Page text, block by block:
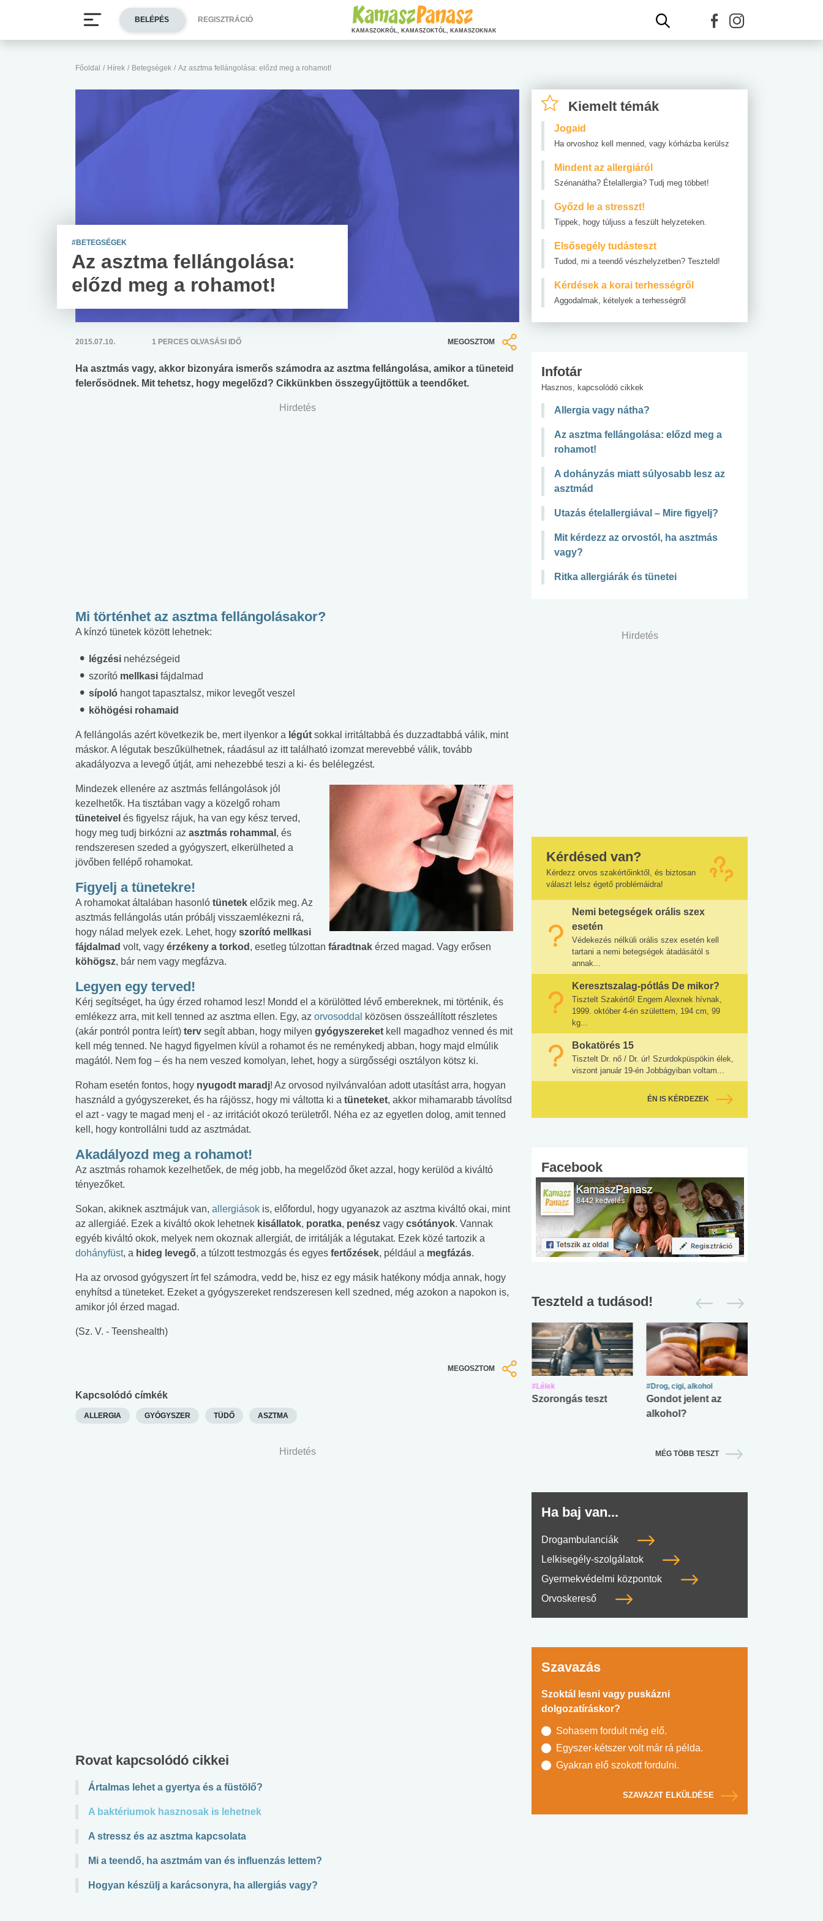
Főoldal / Hírek / Betegségek / Az asztma fellángolása: előzd meg a rohamot!
#BETEGSÉGEK
Az asztma fellángolása:
előzd meg a rohamot!
2015.07.10. 1 PERCES OLVASÁSI IDŐ MEGOSZTOM
Ha asztmás vagy, akkor bizonyára ismerős számodra az asztma fellángolása, amikor a tüneteid
felerősödnek. Mit tehetsz, hogy megelőzd? Cikkünkben összegyűjtöttük a teendőket.
Hirdetés
Mi történhet az asztma fellángolásakor?
A kínzó tünetek között lehetnek:
légzési nehézségeid
szorító mellkasi fájdalmad
sípoló hangot tapasztalsz, mikor levegőt veszel
köhögési rohamaid
A fellángolás azért következik be, mert ilyenkor a légút sokkal irritáltabbá és duzzadtabbá válik, mint
máskor. A légutak beszűkülhetnek, ráadásul az itt található izomzat merevebbé válik, tovább
akadályozva a levegő útját, ami nehezebbé teszi a ki- és belélegzést.
Mindezek ellenére az asztmás fellángolások jól
kezelhetők. Ha tisztában vagy a közelgő roham
tüneteivel és figyelsz rájuk, ha van egy kész terved,
hogy meg tudj birkózni az asztmás rohammal , és
rendszeresen szeded a gyógyszert, elkerülheted a
jövőben fellépő rohamokat.
Figyelj a tünetekre!
A rohamokat általában hasonló tünetek előzik meg. Az
asztmás fellángolás után próbálj visszaemlékezni rá,
hogy nálad melyek ezek. Lehet, hogy szorító mellkasi
fájdalmad volt, vagy érzékeny a torkod , esetleg túlzottan fáradtnak érzed magad. Vagy erősen
köhögsz, bár nem vagy megfázva.
Legyen egy terved!
Kérj segítséget, ha úgy érzed rohamod lesz! Mondd el a körülötted lévő embereknek, mi történik, és
emlékezz arra, mit kell tenned az asztma ellen. Egy, az orvosoddal
közösen összeállított részletes
(akár pontról pontra leírt) terv segít abban, hogy milyen gyógyszereket kell magadhoz venned és mit
kell még tenned. Ne hagyd figyelmen kívül a rohamot és ne reménykedj abban, hogy majd elmúlik
magától. Nem fog – és ha nem veszed komolyan, lehet, hogy a sürgősségi osztályon kötsz ki.
Roham esetén fontos, hogy nyugodt maradj! Az orvosod nyilvánvalóan adott utasítást arra, hogyan
használd a gyógyszereket, és ha rájössz, hogy mi váltotta ki a tüneteket, akkor mihamarabb távolítsd
el azt - vagy te magad menj el - az irritációt okozó területről. Néha ez az egyetlen dolog, amit tenned
kell, hogy kontrollálni tudd az asztmádat.
Akadályozd meg a rohamot!
Az asztmás rohamok kezelhetőek, de még jobb, ha megelőzöd őket azzal, hogy kerülöd a kiváltó
tényezőket.
Sokan, akiknek asztmájuk van, allergiások is, előfordul, hogy ugyanazok az asztma kiváltó okai, mint
az allergiáé. Ezek a kiváltó okok lehetnek kisállatok, poratka, penész vagy csótányok. Vannak
egyéb kiváltó okok, melyek nem okoznak allergiát, de irritálják a légutakat. Ezek közé tartozik a
dohányfüst, a hideg levegő, a túlzott testmozgás és egyes fertőzések, például a megfázás.
Ha az orvosod gyógyszert írt fel számodra, vedd be, hisz ez egy másik hatékony módja annak, hogy
enyhítsd a tüneteket. Ezeket a gyógyszereket rendszeresen kell szedned, még azokon a napokon is,
amikor jól érzed magad.
(Sz. V. - Teenshealth)
MEGOSZTOM
Kapcsolódó címkék
ALLERGIA GYÓGYSZER TÜDŐ ASZTMA
Hirdetés
Rovat kapcsolódó cikkei
Ártalmas lehet a gyertya és a füstölő?
A baktériumok hasznosak is lehetnek
A stressz és az asztma kapcsolata
Mi a teendő, ha asztmám van és influenzás lettem?
Hogyan készülj a karácsonyra, ha allergiás vagy?
Kiemelt témák
Jogaid
Ha orvoshoz kell menned, vagy kórházba kerülsz
Mindent az allergiáról
Szénanátha? Ételallergia? Tudj meg többet!
Győzd le a stresszt!
Tippek, hogy túljuss a feszült helyzeteken.
Elsősegély tudásteszt
Tudod, mi a teendő vészhelyzetben? Teszteld!
Kérdések a korai terhességről
Aggodalmak, kételyek a terhességről
Infotár
Hasznos, kapcsolódó cikkek
Allergia vagy nátha?
Az asztma fellángolása: előzd meg a
rohamot!
A dohányzás miatt súlyosabb lesz az
asztmád
Utazás ételallergiával – Mire figyelj?
Mit kérdezz az orvostól, ha asztmás
vagy?
Ritka allergiárák és tünetei
Hirdetés
Kérdésed van?
Kérdezz orvos szakértőinktől, és biztosan
választ lelsz égető problémáidra!
Nemi betegségek orális szex
esetén
Védekezés nélküli orális szex esetén kell
tartani a nemi betegségek átadásától s
annak...
Keresztszalag-pótlás De mikor?
Tisztelt Szakértő! Engem Alexnek hívnak,
1999. október 4-én születtem, 194 cm, 99
kg...
Bokatörés 15
Tisztelt Dr. nő / Dr. úr! Szurdokpüspökin élek,
viszont január 19-én Jobbágyiban voltam...
ÉN IS KÉRDEZEK
Facebook
Teszteld a tudásod!
Mekkora az ökológiai
lábnyomod?
tudásteszt
#Lélek
Szorongás teszt
#Drog, cigi, alkohol
Gondot jelent az
alkohol?
MÉG TÖBB TESZT
Ha baj van...
Drogambulanciák
Lelkisegély-szolgálatok
Gyermekvédelmi központok
Orvoskereső
Szavazás
Szoktál lesni vagy puskázni
dolgozatíráskor?
Sohasem fordult még elő.
Egyszer-kétszer volt már rá példa.
Gyakran elő szokott fordulni.
SZAVAZAT ELKÜLDÉSE
BELÉPÉS REGISZTRÁCIÓ
KAMASZOKRÓL, KAMASZOKTÓL, KAMASZOKNAK